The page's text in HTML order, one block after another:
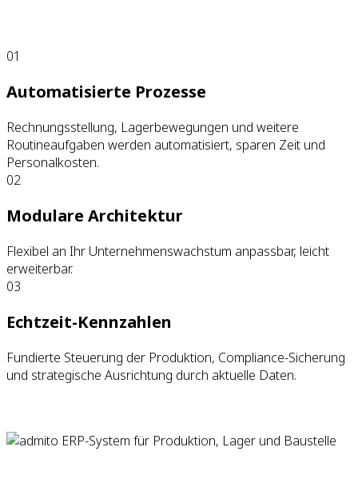
01
Automatisierte Prozesse
Rechnungsstellung, Lagerbewegungen und weitere
Routineaufgaben werden automatisiert, sparen Zeit und
Personalkosten.
02
Modulare Architektur
Flexibel an Ihr Unternehmenswachstum anpassbar, leicht
erweiterbar.
03
Echtzeit-Kennzahlen
Fundierte Steuerung der Produktion, Compliance-Sicherung
und strategische Ausrichtung durch aktuelle Daten.